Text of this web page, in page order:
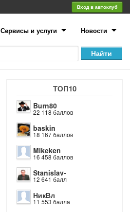
Вход в автоклуб
Сервисы и услуги Новости
ТОП10
Burn80
22 118 баллов
baskin
18 167 баллов
Mikeken
16 458 баллов
Stanislav-
12 641 балл
НикВл
11 553 балла